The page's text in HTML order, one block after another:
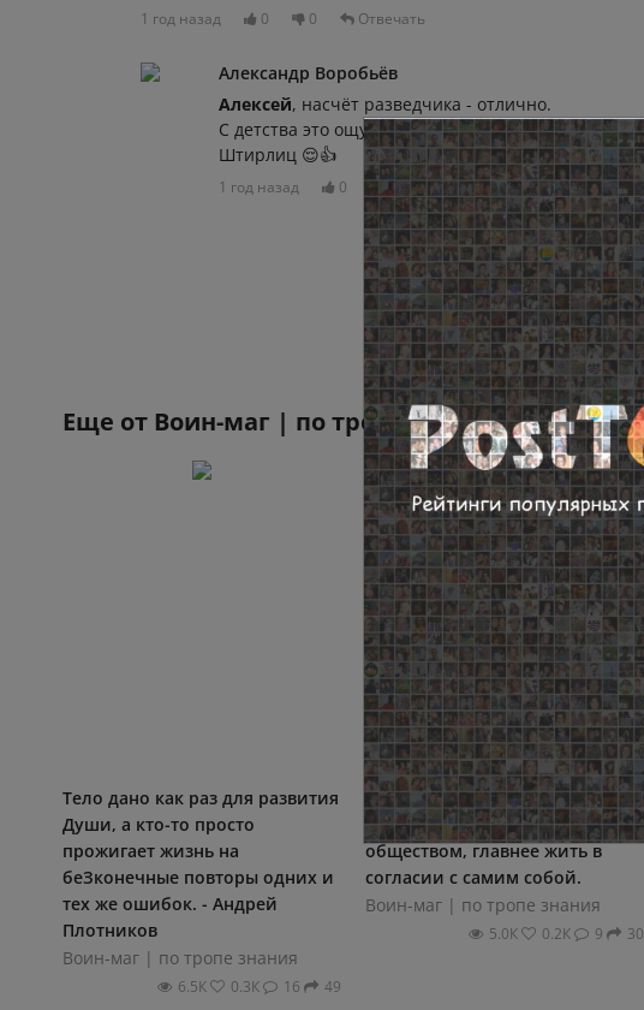
1 год назад 0 0 Отвечать
Александр Воробьёв
Алексей, насчёт разведчика - отлично.
С детства это ощущение )
Штирлиц 😌👍
1 год назад 0 0
Еще от Воин-маг | по тропе знания
Тело дано как раз для развития
Души, а кто-то просто
прожигает жизнь на
беЗконечные повторы одних и
тех же ошибок. - Андрей
Плотников
Воин-маг | по тропе знания
6.5К 0.3К 16 49
Человеку совсем не
обязательно жить в согласии с
обществом, главнее жить в
согласии с самим собой.
Воин-маг | по тропе знания
5.0К 0.2К 9 30